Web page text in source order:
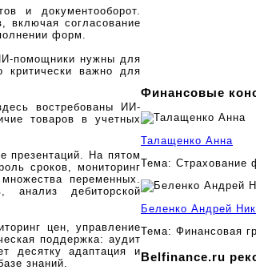
и документооборот.
включая согласование
форм.
помощники нужны для
критически важно для
востребованы ИИ-
товаров в учетных
презентаций. На пятом
сроков, мониторинг
переменных.
анализ дебиторской
цен, управление
поддержка: аудит
десятку адаптация и
знаний.
Финансовые
Талащенко Анна
Тема: Страхование
Беленко Андрей
Тема: Финансовая
Belfinance.ru